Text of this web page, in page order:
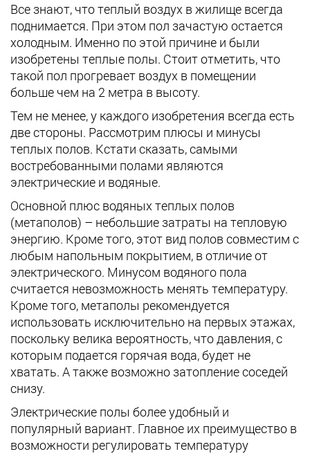
Все знают, что теплый воздух в жилище всегда
поднимается. При этом пол зачастую остается
холодным. Именно по этой причине и были
изобретены теплые полы. Стоит отметить, что
такой пол прогревает воздух в помещении
больше чем на 2 метра в высоту.
Тем не менее, у каждого изобретения всегда есть
две стороны. Рассмотрим плюсы и минусы
теплых полов. Кстати сказать, самыми
востребованными полами являются
электрические и водяные.
Основной плюс водяных теплых полов
(метаполов) – небольшие затраты на тепловую
энергию. Кроме того, этот вид полов совместим с
любым напольным покрытием, в отличие от
электрического. Минусом водяного пола
считается невозможность менять температуру.
Кроме того, метаполы рекомендуется
использовать исключительно на первых этажах,
поскольку велика вероятность, что давления, с
которым подается горячая вода, будет не
хватать. А также возможно затопление соседей
снизу.
Электрические полы более удобный и
популярный вариант. Главное их преимущество в
возможности регулировать температуру